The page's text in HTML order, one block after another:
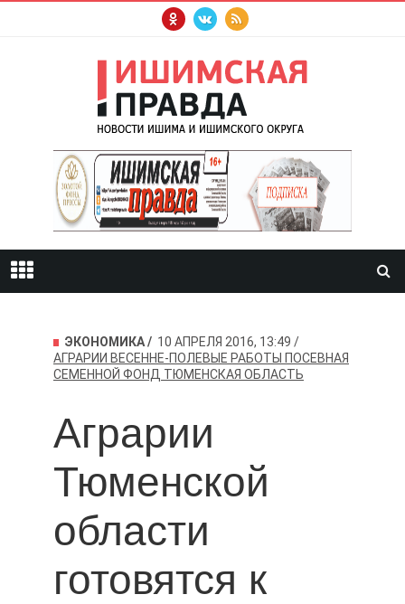
ЭКОНОМИКА
10 АПРЕЛЯ 2016, 13:49
АГРАРИИ ВЕСЕННЕ-ПОЛЕВЫЕ РАБОТЫ ПОСЕВНАЯ
СЕМЕННОЙ ФОНД ТЮМЕНСКАЯ ОБЛАСТЬ
Аграрии
Тюменской
области
готовятся к